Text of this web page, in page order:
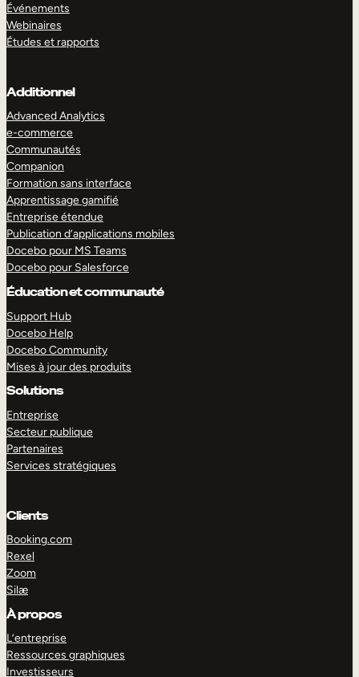
Événements
Webinaires
Études et rapports
Additionnel
Advanced Analytics
e-commerce
Communautés
Companion
Formation sans interface
Apprentissage gamifié
Entreprise étendue
Publication d’applications mobiles
Docebo pour MS Teams
Docebo pour Salesforce
Éducation et communauté
Support Hub
Docebo Help
Docebo Community
Mises à jour des produits
Solutions
Entreprise
Secteur publique
Partenaires
Services stratégiques
Clients
Booking.com
Rexel
Zoom
Silæ
À propos
L’entreprise
Ressources graphiques
Investisseurs